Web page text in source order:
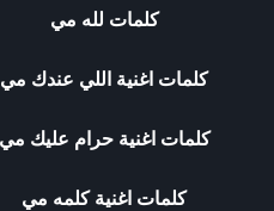
كلمات لله مي
كلمات اغنية اللي عندك مي
كلمات اغنية حرام عليك مي
كلمات اغنية كلمه مي